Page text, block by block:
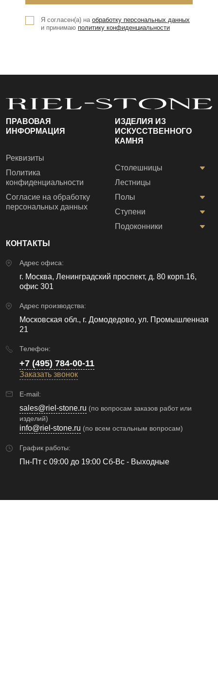
Я согласен(а) на обработку персональных данных
и принимаю политику конфиденциальности
ПРАВОВАЯ
ИНФОРМАЦИЯ
Реквизиты
Политика
конфиденциальности
Согласие на обработку
персональных данных
ИЗДЕЛИЯ ИЗ
ИСКУССТВЕННОГО
КАМНЯ
Столешницы
Лестницы
Полы
Ступени
Подоконники
КОНТАКТЫ
Адрес офиса:
г. Москва, Ленинградский проспект, д. 80 корп.16,
офис 301
Адрес производства:
Московская обл., г. Домодедово, ул. Промышленная
21
Телефон:
+7 (495) 784-00-11
Заказать звонок
E-mail:
sales@riel-stone.ru (по вопросам заказов работ или
изделий)
info@riel-stone.ru (по всем остальным вопросам)
График работы:
Пн-Пт с 09:00 до 19:00 Сб-Вс - Выходные